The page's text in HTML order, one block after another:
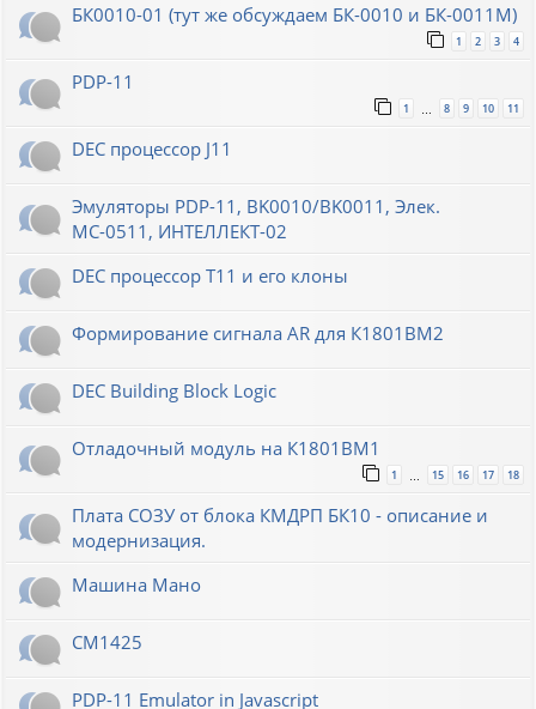
БК0010-01 (тут же обсуждаем БК-0010 и БК-0011М)
1 2 3 4
PDP-11
1 8 9 10 11
DEC процессор J11
Эмуляторы PDP-11, BK0010/BK0011, Элек.
МС-0511, ИНТЕЛЛЕКТ-02
DEC процессор T11 и его клоны
Формирование сигнала AR для К1801ВМ2
DEC Building Block Logic
Отладочный модуль на К1801ВМ1
1 15 16 17 18
Плата СОЗУ от блока КМДРП БК10 - описание и
модернизация.
Машина Мано
СМ1425
PDP-11 Emulator in Javascript